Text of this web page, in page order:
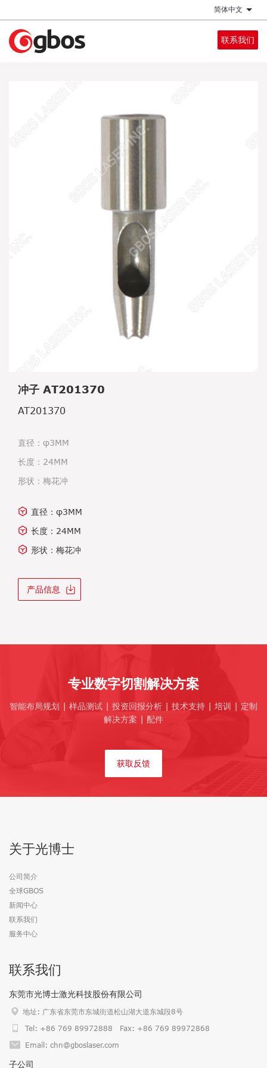
转
到
简体中文 列出
联系我们
冲子 AT201370
AT201370
直径：φ3MM
长度：24MM
形状：梅花冲
直径：φ3MM
长度：24MM
形状：梅花冲
产品信息
专业数字切割解决方案
智能布局规划 | 样品测试 | 投资回报分析 | 技术支持 | 培训 | 定制
解决方案 | 配件
获取反馈
关于光博士
公司简介
全球GBOS
新闻中心
联系我们
服务中心
联系我们
东莞市光博士激光科技股份有限公司
地址: 广东省东莞市东城街道松山湖大道东城段8号
Tel: +86 769 89972888 Fax: +86 769 89972868
Email: chn@gboslaser.com
子公司